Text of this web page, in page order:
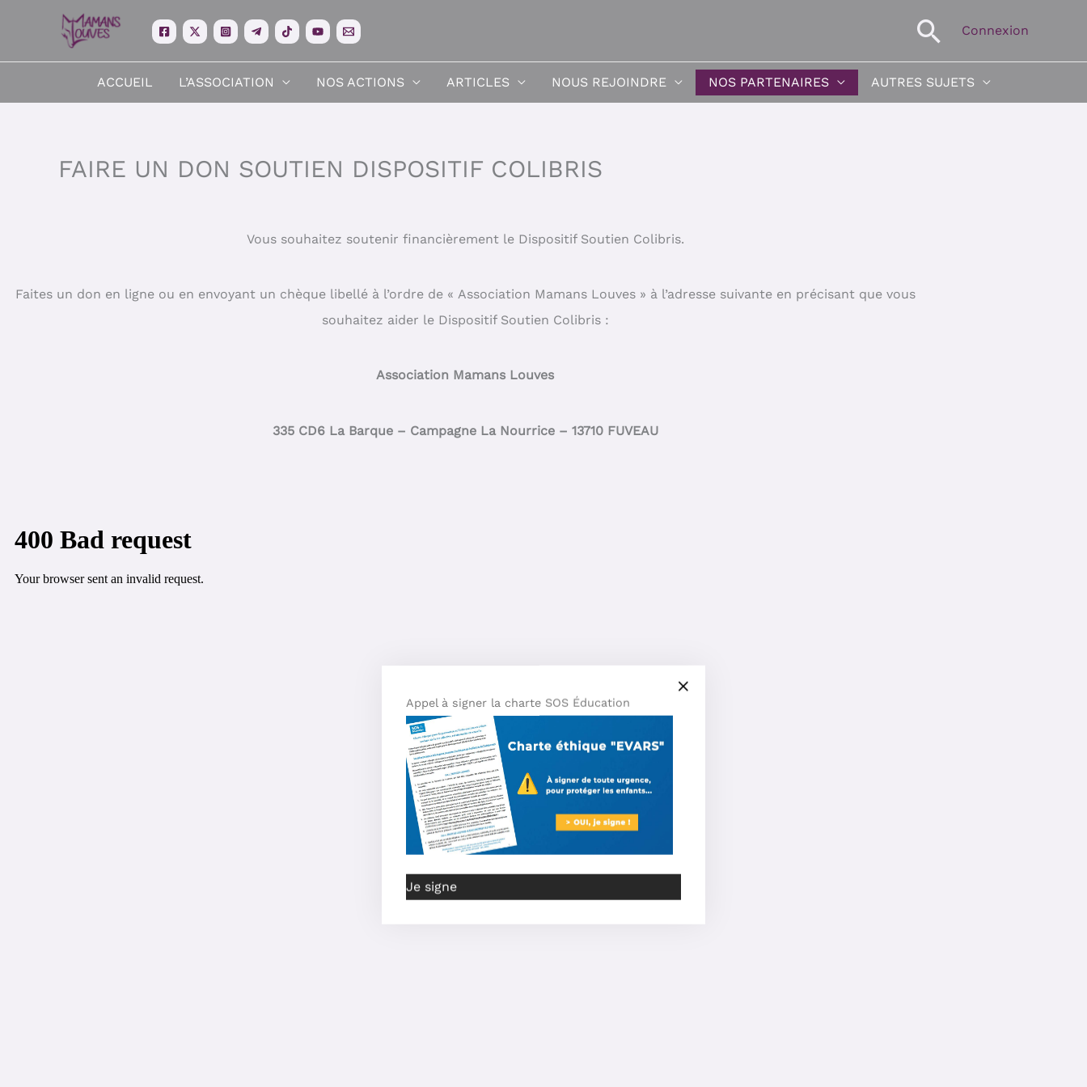
contenu
Connexion
ACCUEIL L’ASSOCIATION NOS ACTIONS ARTICLES NOUS REJOINDRE NOS PARTENAIRES AUTRES SUJETS
FAIRE UN DON SOUTIEN DISPOSITIF COLIBRIS
Vous souhaitez soutenir financièrement le Dispositif Soutien Colibris.
Faites un don en ligne ou en envoyant un chèque libellé à l’ordre de « Association Mamans Louves » à l’adresse suivante en précisant que vous
souhaitez aider le Dispositif Soutien Colibris :
Association Mamans Louves
335 CD6 La Barque – Campagne La Nourrice – 13710 FUVEAU
Appel à signer la charte SOS Éducation
Je signe